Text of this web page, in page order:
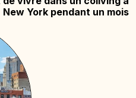
New York pendant un mois